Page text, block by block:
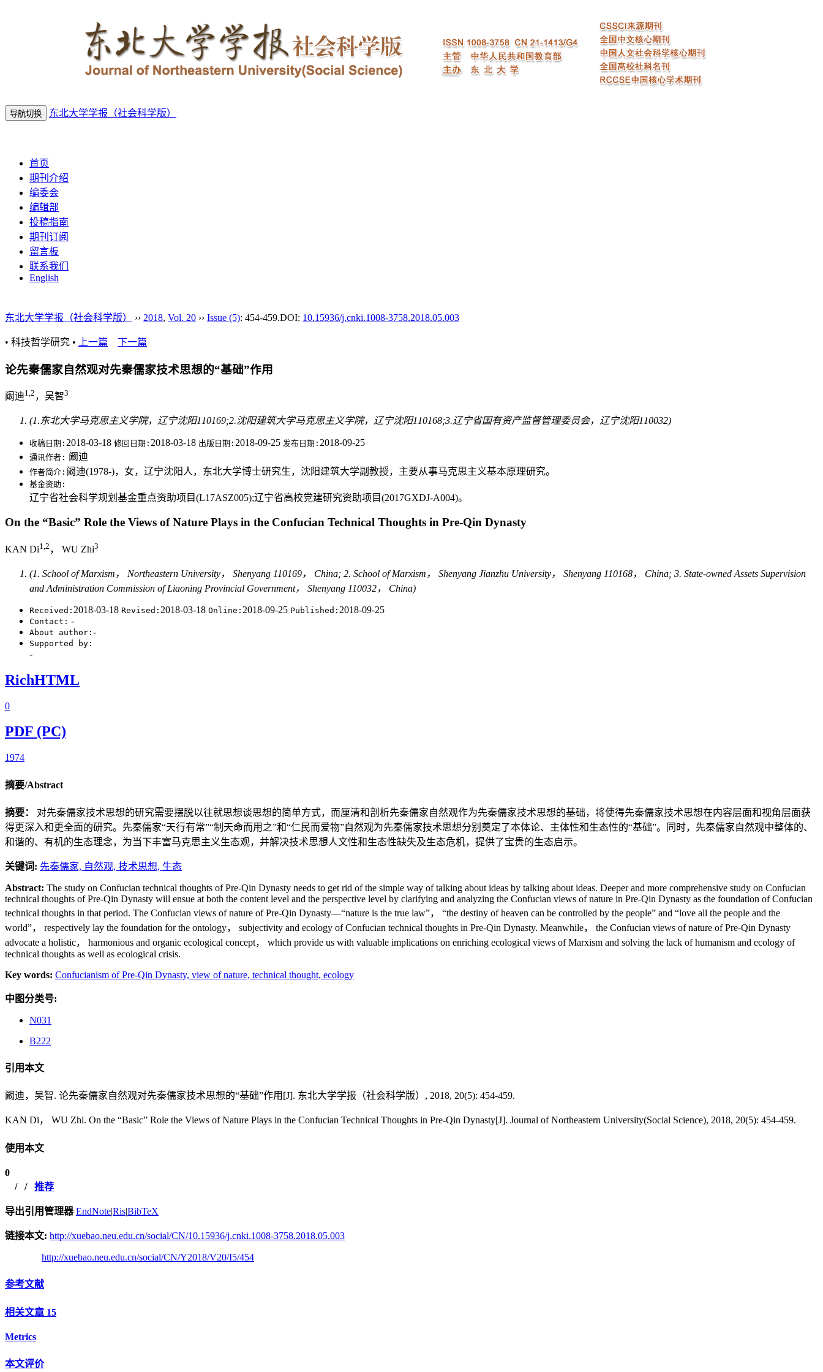
导航切换 东北大学学报（社会科学版）
首页
期刊介绍
编委会
编辑部
投稿指南
期刊订阅
留言板
联系我们
English
东北大学学报（社会科学版） ›› 2018, Vol. 20 ›› Issue (5): 454-459.DOI: 10.15936/j.cnki.1008-3758.2018.05.003
• 科技哲学研究 • 上一篇 下一篇
论先秦儒家自然观对先秦儒家技术思想的“基础”作用
阚迪1,2 ，吴智3
(1.东北大学马克思主义学院，辽宁沈阳110169;2.沈阳建筑大学马克思主义学院，辽宁沈阳110168;3.辽宁省国有资产监督管理委员会，辽宁沈阳110032)
收稿日期: 2018-03-18 修回日期: 2018-03-18 出版日期: 2018-09-25 发布日期: 2018-09-25
通讯作者: 阚迪
作者简介: 阚迪(1978-)，女，辽宁沈阳人，东北大学博士研究生，沈阳建筑大学副教授，主要从事马克思主义基本原理研究。
基金资助:
辽宁省社会科学规划基金重点资助项目(L17ASZ005);辽宁省高校党建研究资助项目(2017GXDJ-A004)。
On the “Basic” Role the Views of Nature Plays in the Confucian Technical Thoughts in Pre-Qin Dynasty
KAN Di1,2 ， WU Zhi3
(1. School of Marxism， Northeastern University， Shenyang 110169， China; 2. School of Marxism， Shenyang Jianzhu University， Shenyang 110168， China; 3. State-owned Assets Supervision
and Administration Commission of Liaoning Provincial Government， Shenyang 110032， China)
Received: 2018-03-18 Revised: 2018-03-18 Online: 2018-09-25 Published: 2018-09-25
Contact: -
About author: -
Supported by:
-
RichHTML
0
PDF (PC)
1974
摘要/Abstract
摘要： 对先秦儒家技术思想的研究需要摆脱以往就思想谈思想的简单方式，而厘清和剖析先秦儒家自然观作为先秦儒家技术思想的基础，将使得先秦儒家技术思想在内容层面和视角层面获
得更深入和更全面的研究。先秦儒家“天行有常”“制天命而用之”和“仁民而爱物”自然观为先秦儒家技术思想分别奠定了本体论、主体性和生态性的“基础”。同时，先秦儒家自然观中整体的、
和谐的、有机的生态理念，为当下丰富马克思主义生态观，并解决技术思想人文性和生态性缺失及生态危机，提供了宝贵的生态启示。
关键词: 先秦儒家, 自然观, 技术思想, 生态
Abstract: The study on Confucian technical thoughts of Pre-Qin Dynasty needs to get rid of the simple way of talking about ideas by talking about ideas. Deeper and more comprehensive study on Confucian
technical thoughts of Pre-Qin Dynasty will ensue at both the content level and the perspective level by clarifying and analyzing the Confucian views of nature in Pre-Qin Dynasty as the foundation of Confucian
technical thoughts in that period. The Confucian views of nature of Pre-Qin Dynasty—“nature is the true law”， “the destiny of heaven can be controlled by the people” and “love all the people and the
world”， respectively lay the foundation for the ontology， subjectivity and ecology of Confucian technical thoughts in Pre-Qin Dynasty. Meanwhile， the Confucian views of nature of Pre-Qin Dynasty
advocate a holistic， harmonious and organic ecological concept， which provide us with valuable implications on enriching ecological views of Marxism and solving the lack of humanism and ecology of
technical thoughts as well as ecological crisis.
Key words: Confucianism of Pre-Qin Dynasty, view of nature, technical thought, ecology
中图分类号:
N031
B222
引用本文
阚迪，吴智. 论先秦儒家自然观对先秦儒家技术思想的“基础”作用[J]. 东北大学学报（社会科学版）, 2018, 20(5): 454-459.
KAN Di， WU Zhi. On the “Basic” Role the Views of Nature Plays in the Confucian Technical Thoughts in Pre-Qin Dynasty[J]. Journal of Northeastern University(Social Science), 2018, 20(5): 454-459.
使用本文
0
/ / 推荐
导出引用管理器 EndNote|Ris|BibTeX
链接本文: http://xuebao.neu.edu.cn/social/CN/10.15936/j.cnki.1008-3758.2018.05.003
http://xuebao.neu.edu.cn/social/CN/Y2018/V20/I5/454
参考文献
相关文章 15
Metrics
本文评价